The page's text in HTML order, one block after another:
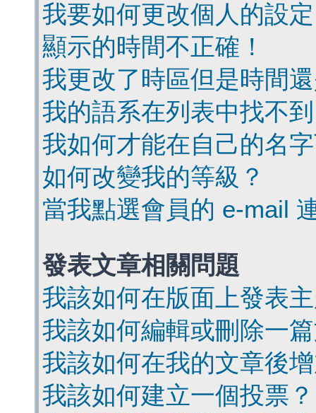
我要如何更改個人的設
顯示的時間不正確！
我更改了時區但是時間
我的語系在列表中找不
我如何才能在自己的名
如何改變我的等級？
當我點選會員的 e-mail
發表文章相關問題
我該如何在版面上發表
我該如何編輯或刪除一
我該如何在我的文章後
我該如何建立一個投票？